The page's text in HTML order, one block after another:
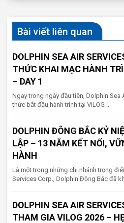
Bài viết liên quan
DOLPHIN SEA AIR
THỨC KHAI MẠC HÀNH
– DAY 1
Ngay trong ngày đầu tiên, Dolphin Sea
thức bắt đầu hành trình tại VILOG ..
DOLPHIN ĐÔNG BẮC KỶ
LẬP – 13 NĂM KẾT NỐI,
HÀNH
Là một trong những chi nhánh trọng
Services Corp., Dolphin Đông Bắc đã
DOLPHIN SEA AIR
THAM GIA VILOG 2026 –